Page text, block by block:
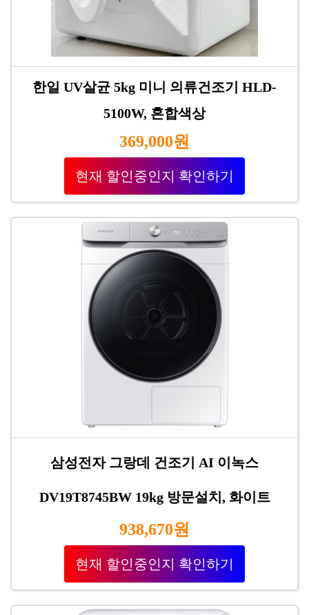
한일 UV살균 5kg 미니 의류건조기 HLD-
5100W, 혼합색상
369,000원
현재 할인중인지 확인하기
삼성전자 그랑데 건조기 AI 이녹스
DV19T8745BW 19kg 방문설치, 화이트
938,670원
현재 할인중인지 확인하기